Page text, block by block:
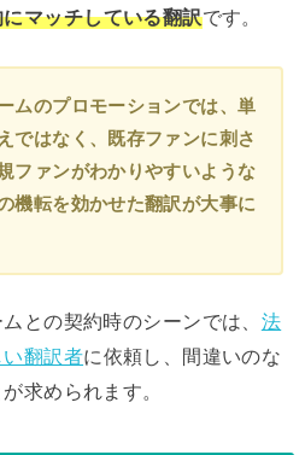
にマッチしている翻訳です。
ムのプロモーションでは、単
ではなく、既存ファンに刺さ
ファンがわかりやすいような
機転を効かせた翻訳が大事に
との契約時のシーンでは、 法
翻訳者に依頼し、間違いのな
求められます。